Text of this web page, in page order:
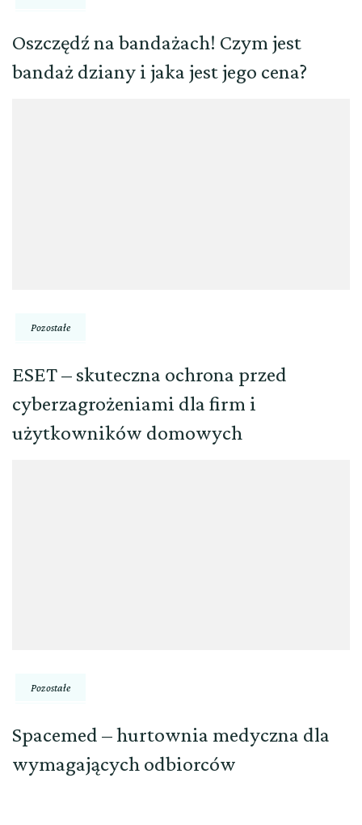
Oszczędź na bandażach! Czym jest
bandaż dziany i jaka jest jego cena?
Pozostałe
ESET – skuteczna ochrona przed
cyberzagrożeniami dla firm i
użytkowników domowych
Pozostałe
Spacemed – hurtownia medyczna dla
wymagających odbiorców